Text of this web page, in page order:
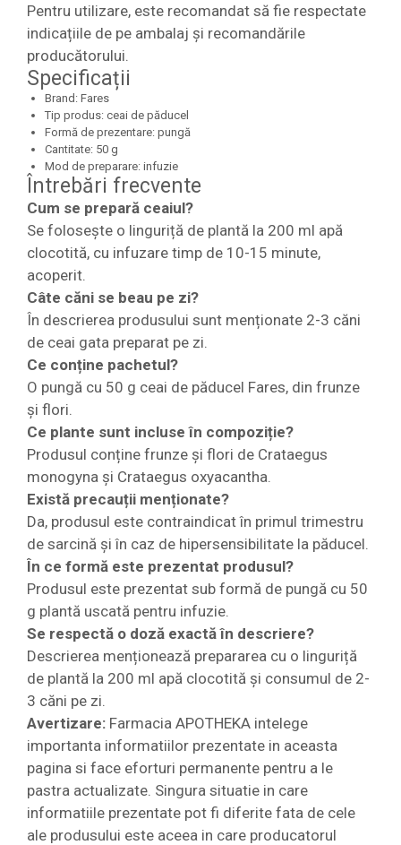
Pentru utilizare, este recomandat să fie respectate
indicațiile de pe ambalaj și recomandările
producătorului.
Specificații
Brand: Fares
Tip produs: ceai de păducel
Formă de prezentare: pungă
Cantitate: 50 g
Mod de preparare: infuzie
Întrebări frecvente
Cum se prepară ceaiul?
Se folosește o linguriță de plantă la 200 ml apă
clocotită, cu infuzare timp de 10-15 minute,
acoperit.
Câte căni se beau pe zi?
În descrierea produsului sunt menționate 2-3 căni
de ceai gata preparat pe zi.
Ce conține pachetul?
O pungă cu 50 g ceai de păducel Fares, din frunze
și flori.
Ce plante sunt incluse în compoziție?
Produsul conține frunze și flori de Crataegus
monogyna și Crataegus oxyacantha.
Există precauții menționate?
Da, produsul este contraindicat în primul trimestru
de sarcină și în caz de hipersensibilitate la păducel.
În ce formă este prezentat produsul?
Produsul este prezentat sub formă de pungă cu 50
g plantă uscată pentru infuzie.
Se respectă o doză exactă în descriere?
Descrierea menționează prepararea cu o linguriță
de plantă la 200 ml apă clocotită și consumul de 2-
3 căni pe zi.
Avertizare: Farmacia APOTHEKA intelege
importanta informatiilor prezentate in aceasta
pagina si face eforturi permanente pentru a le
pastra actualizate. Singura situatie in care
informatiile prezentate pot fi diferite fata de cele
ale produsului este aceea in care producatorul